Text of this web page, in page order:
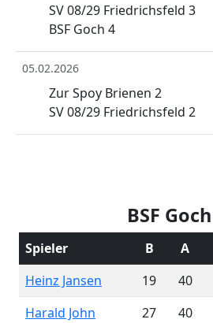
SV 08/29 Friedrichsfeld 3
BSF Goch 4
05.02.2026
Zur Spoy Brienen 2
SV 08/29 Friedrichsfeld 2
BSF
Spieler B A
Heinz Jansen
19 40
Harald John
27 40